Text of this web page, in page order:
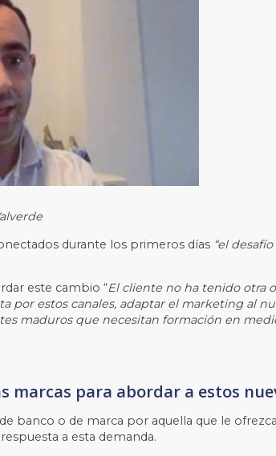
durante los primeros días “el
este cambio “El cliente no ha tenido otra
estos canales, adaptar el marketing al
maduros que necesitan formación en
marcas para abordar a estos
banco o de marca por aquella que le
a esta demanda.